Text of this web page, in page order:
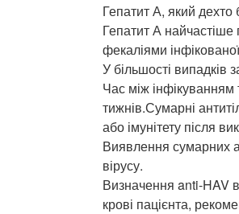
Гепатит А, який дехто
Гепатит А
фекаліями
У більшості
Час між
тижнів.Сумарні
або імунітету після
Виявлення сумарних
вірусу.
Визначення anti-HAV в
крові пацієнта,